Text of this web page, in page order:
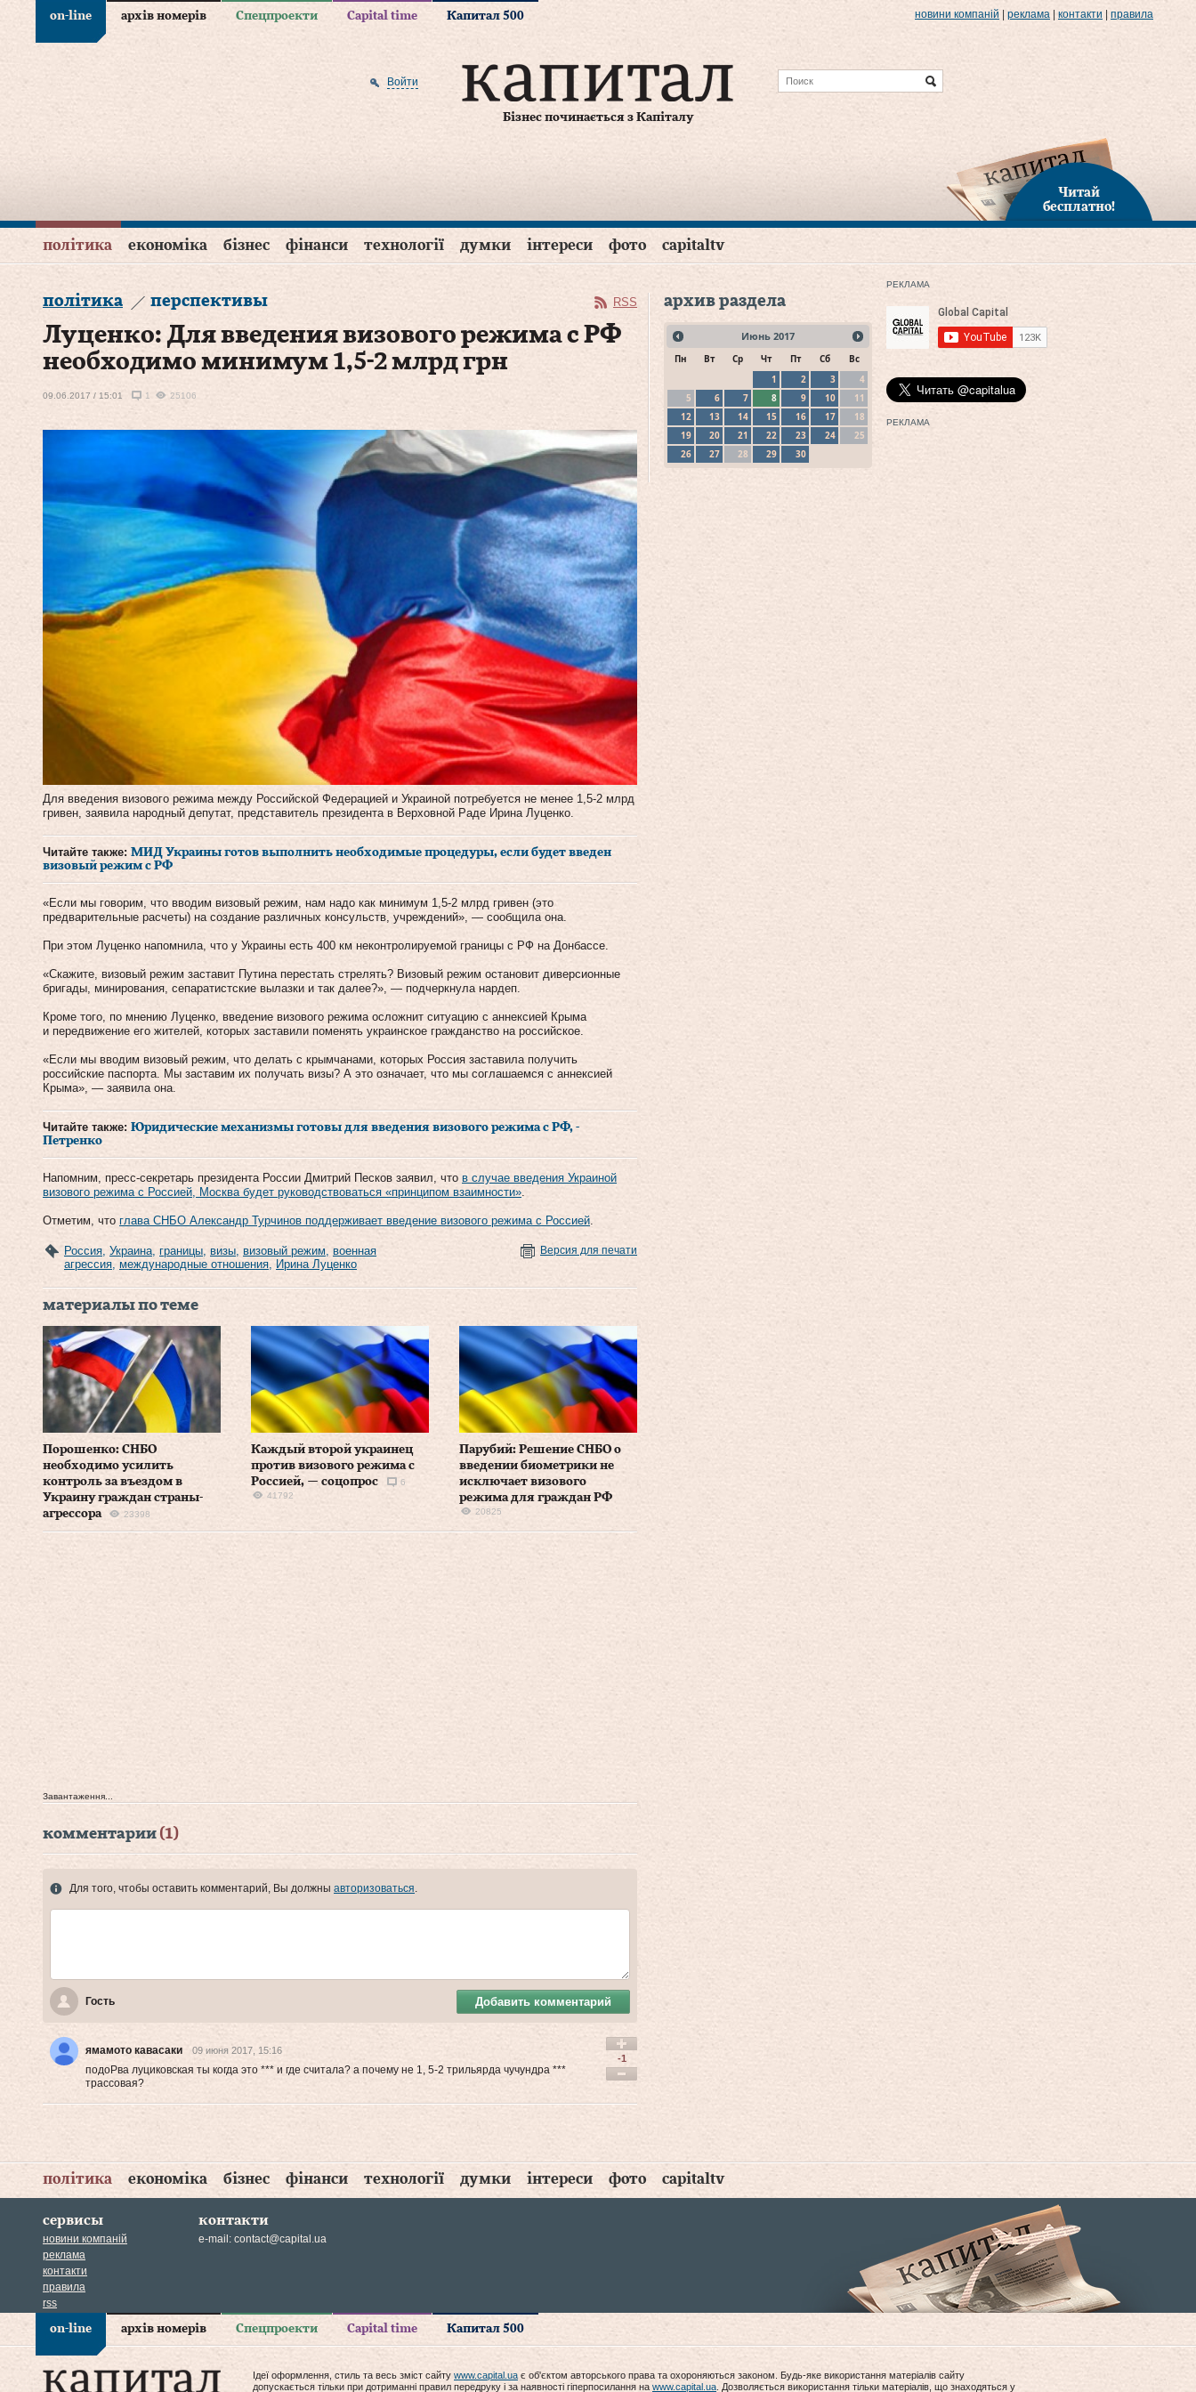
on-line архів номерів Спецпроекти Capital time Капитал 500 новини компаній реклама контакти правила
Бізнес починається з Капіталу
Войти
Читай
бесплатно!
політика економіка бізнес фінанси технології думки інтереси фото capitaltv
політика перспективы RSS
Луценко: Для введения визового режима с РФ
необходимо минимум 1,5-2 млрд грн
09.06.2017 / 15:01 1 25106
Для введения визового режима между Российской Федерацией и Украиной потребуется не менее 1,5-2 млрд
гривен, заявила народный депутат, представитель президента в Верховной Раде Ирина Луценко.
Читайте также: МИД Украины готов выполнить необходимые процедуры, если будет введен
визовый режим с РФ
«Если мы говорим, что вводим визовый режим, нам надо как минимум 1,5-2 млрд гривен (это
предварительные расчеты) на создание различных консульств, учреждений», — сообщила она.
При этом Луценко напомнила, что у Украины есть 400 км неконтролируемой границы с РФ на Донбассе.
«Скажите, визовый режим заставит Путина перестать стрелять? Визовый режим остановит диверсионные
бригады, минирования, сепаратистские вылазки и так далее?», — подчеркнула нардеп.
Кроме того, по мнению Луценко, введение визового режима осложнит ситуацию с аннексией Крыма
и передвижение его жителей, которых заставили поменять украинское гражданство на российское.
«Если мы вводим визовый режим, что делать с крымчанами, которых Россия заставила получить
российские паспорта. Мы заставим их получать визы? А это означает, что мы соглашаемся с аннексией
Крыма», — заявила она.
Читайте также: Юридические механизмы готовы для введения визового режима с РФ, -
Петренко
Напомним, пресс-секретарь президента России Дмитрий Песков заявил, что в случае введения Украиной
визового режима с Россией, Москва будет руководствоваться «принципом взаимности»
Отметим, что глава СНБО Александр Турчинов поддерживает введение визового режима с Россией
Россия Украина границы визы визовый режим военная
агрессия международные отношения Ирина Луценко
Версия для печати
материалы по теме
Порошенко: СНБО
необходимо усилить
контроль за въездом в
Украину граждан страны-
агрессора
23398
Каждый второй украинец
против визового режима с
Россией, — соцопрос
6
41792
Парубий: Решение СНБО о
введении биометрики не
исключает визового
режима для граждан РФ
20825
Завантаження...
комментарии (1)
Для того, чтобы оставить комментарий, Вы должны авторизоваться
Гость Добавить комментарий
ямамото кавасаки 09 июня 2017, 15:16
подоРва луциковская ты когда это *** и где считала? а почему не 1, 5-2 трильярда чучундра ***
трассовая?
-1
архив раздела
Июнь 2017
Пн Вт Ср Чт Пт Сб
Вс
1
2 3
4
5
6 7 8 9 10
11
12
13 14 15 16 17
18
19
20 21 22 23 24
25
26
27 28 29 30
РЕКЛАМА
РЕКЛАМА
політика економіка бізнес фінанси технології думки інтереси фото capitaltv
сервисы
новини компаній
реклама
контакти
правила
rss
контакти
e-mail: contact@capital.ua
on-line архів номерів Спецпроекти Capital time Капитал 500
Ідеї оформлення, стиль та весь зміст сайту www.capital.ua є об'єктом авторського права та охороняються законом. Будь-яке використання матеріалів сайту
допускається тільки при дотриманні правил передруку і за наявності гіперпосилання на www.capital.ua . Дозволяється використання тільки матеріалів, що знаходяться у